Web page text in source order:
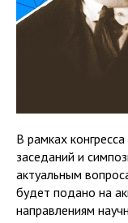
В рамках
заседаний и
актуальным
будет подано на
направлениям